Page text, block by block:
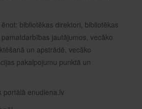
bibliotēkas direktori, bibliotēkas
jautājumos, vecāko
un apstrādē, vecāko
pakalpojumu punktā un
portālā enudiena.lv